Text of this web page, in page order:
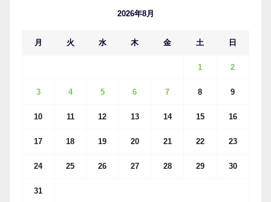
2026年8月
月 火 水 木 金 土 日
1 2
3 4 5 6 7 8 9
10 11 12 13 14 15 16
17 18 19 20 21 22 23
24 25 26 27 28 29 30
31